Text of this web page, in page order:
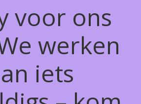
voor ons
werken
iets